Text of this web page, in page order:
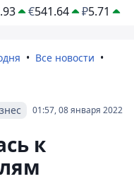
€541.64 ₽5.71
Все новости
01:57, 08 января 2022
к